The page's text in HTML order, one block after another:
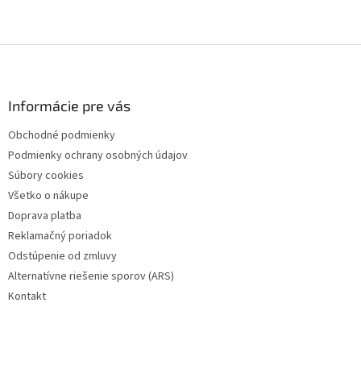
Informácie pre vás
Obchodné podmienky
Podmienky ochrany osobných údajov
Súbory cookies
Všetko o nákupe
Doprava platba
Reklamačný poriadok
Odstúpenie od zmluvy
Alternatívne riešenie sporov (ARS)
Kontakt